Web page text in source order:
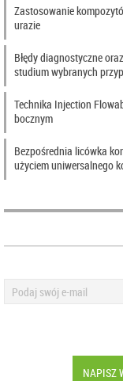
Zastosowanie
urazie
Błędy diagnostyczne
studium wybranych
Technika Injection
bocznym
Bezpośrednia licówka
użyciem uniwersalnego
NAPISZ